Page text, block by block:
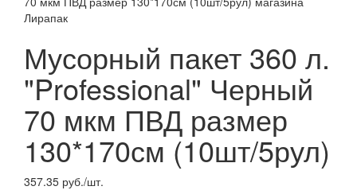
Мусорный пакет 360 л.
"Professional" Черный
70 мкм ПВД размер
130*170см (10шт/5рул)
357.35 руб./шт.